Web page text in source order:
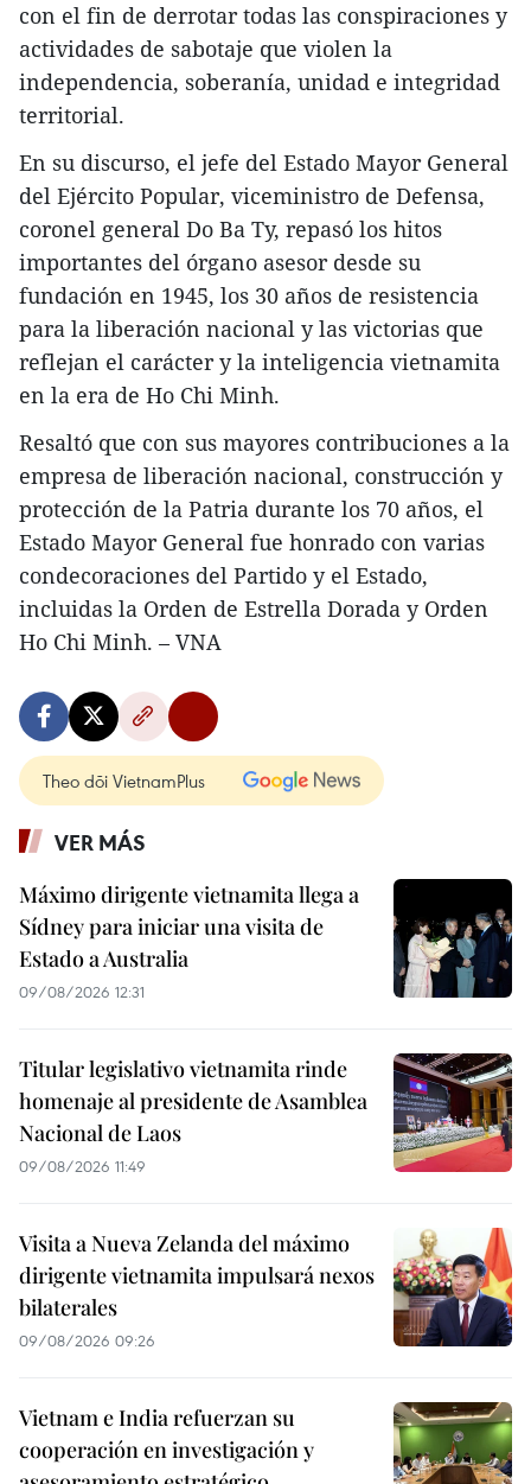
con el fin de derrotar todas las conspiraciones y
actividades de sabotaje que violen la
independencia, soberanía, unidad e integridad
territorial.
En su discurso, el jefe del Estado Mayor General
del Ejército Popular, viceministro de Defensa,
coronel general Do Ba Ty, repasó los hitos
importantes del órgano asesor desde su
fundación en 1945, los 30 años de resistencia
para la liberación nacional y las victorias que
reflejan el carácter y la inteligencia vietnamita
en la era de Ho Chi Minh.
Resaltó que con sus mayores contribuciones a la
empresa de liberación nacional, construcción y
protección de la Patria durante los 70 años, el
Estado Mayor General fue honrado con varias
condecoraciones del Partido y el Estado,
incluidas la Orden de Estrella Dorada y Orden
Ho Chi Minh. – VNA
Theo dõi VietnamPlus
VER MÁS
Máximo dirigente vietnamita llega a
Sídney para iniciar una visita de
Estado a Australia
09/08/2026 12:31
Titular legislativo vietnamita rinde
homenaje al presidente de Asamblea
Nacional de Laos
09/08/2026 11:49
Visita a Nueva Zelanda del máximo
dirigente vietnamita impulsará nexos
bilaterales
09/08/2026 09:26
Vietnam e India refuerzan su
cooperación en investigación y